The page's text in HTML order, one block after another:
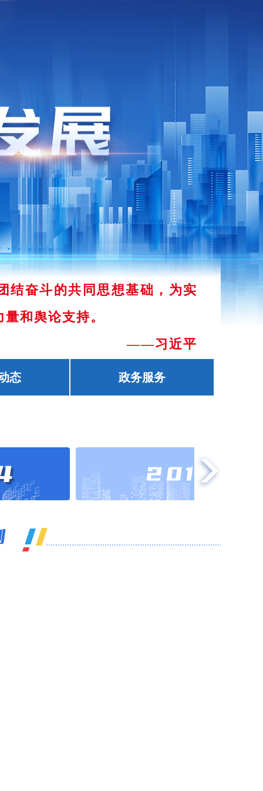
结奋斗的共同思想基础，为实
和舆论支持。
——习近平
态 政务服务